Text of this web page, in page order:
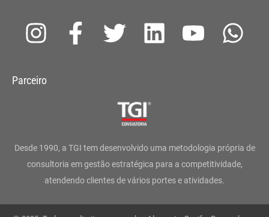
I
s
g
r
a
F
a
o
o
k
T
t
e
r
L
d
i
n
Y
b
e
W
a
p
Parceiro
Desde 1990, a TGI tem desenvolvido uma metodologia própria de
consultoria em gestão estratégica para a competitividade,
atendendo clientes de vários portes e atividades.